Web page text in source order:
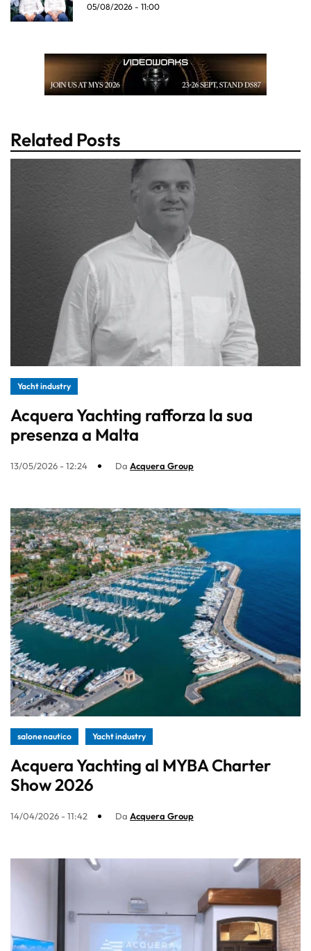
05/08/2026 - 11:00
Related Posts
Yacht industry
Acquera Yachting rafforza la sua
presenza a Malta
13/05/2026 - 12:24 Da Acquera Group
salone nautico Yacht industry
Acquera Yachting al MYBA Charter
Show 2026
14/04/2026 - 11:42 Da Acquera Group